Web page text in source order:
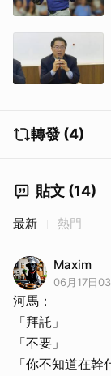
轉發 (4)
貼文 (14)
最新 熱門
Maxim
06月17日
河馬：
「拜託」
「不要」
「你不知道在幹